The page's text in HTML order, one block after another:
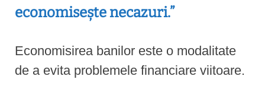
economisește necazuri.”
Economisirea banilor este o modalitate
de a evita problemele financiare viitoare.